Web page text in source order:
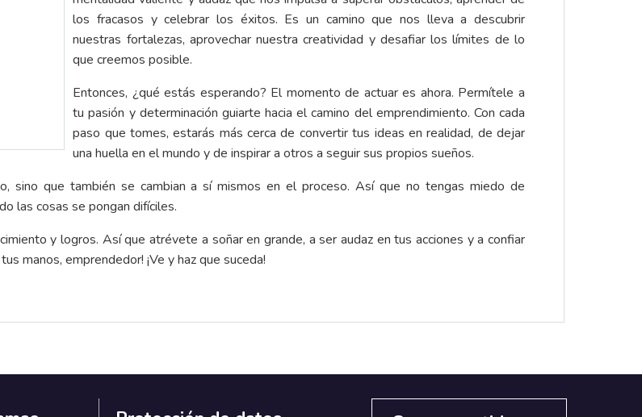
los fracasos y celebrar los éxitos. Es un camino que nos lleva a descubrir
nuestras fortalezas, aprovechar nuestra creatividad y desafiar los límites de lo
que creemos posible.
Entonces, ¿qué estás esperando? El momento de actuar es ahora. Permítele a
tu pasión y determinación guiarte hacia el camino del emprendimiento. Con cada
paso que tomes, estarás más cerca de convertir tus ideas en realidad, de dejar
una huella en el mundo y de inspirar a otros a seguir sus propios sueños.
sino que también se cambian a sí mismos en el proceso. Así que no tengas miedo de
las cosas se pongan difíciles.
y logros. Así que atrévete a soñar en grande, a ser audaz en tus acciones y a confiar
manos, emprendedor! ¡Ve y haz que suceda!